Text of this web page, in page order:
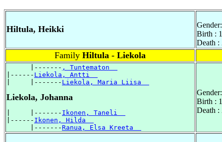
Hiltula, Heikki
Birth :
Death :
Family Hiltula - Liekola
      |-------
, Tuntematon
|------ Liekola, Antti
|     |------- Liekola, Maria Liisa
Liekola, Johanna
|     |------- Ikonen, Taneli
|------ Ikonen, Hilda
      |-------
Ranua, Elsa Kreeta
Birth :
Death :